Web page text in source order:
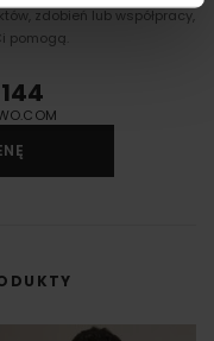
zdobień lub współpracy,
pomogą.